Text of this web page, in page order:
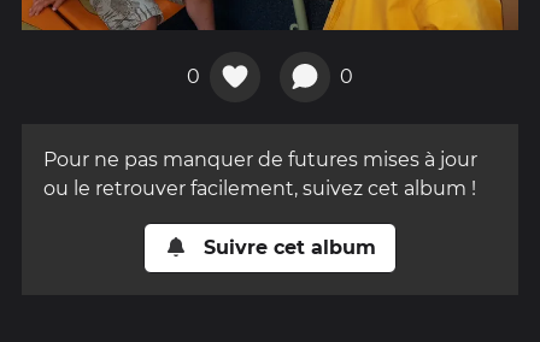
0 0
Pour ne pas manquer de futures mises à jour
ou le retrouver facilement, suivez cet album !
Suivre cet album